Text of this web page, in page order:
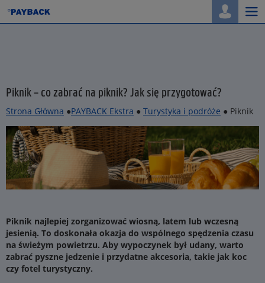
Piknik – co zabrać na piknik? Jak się przygotować?
Strona Główna ●PAYBACK Ekstra ● Turystyka i podróże ● Piknik
Piknik najlepiej zorganizować wiosną, latem lub wczesną
jesienią. To doskonała okazja do wspólnego spędzenia czasu
na świeżym powietrzu. Aby wypoczynek był udany, warto
zabrać pyszne jedzenie i przydatne akcesoria, takie jak koc
czy fotel turystyczny.